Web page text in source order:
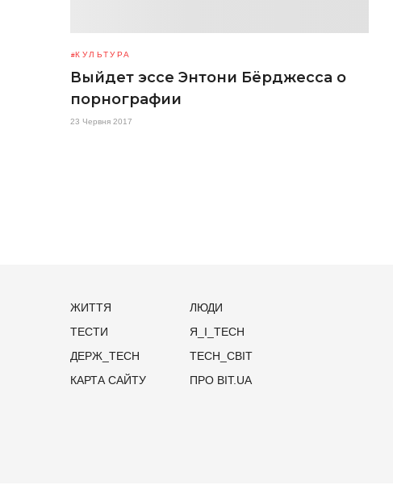
КУЛЬТУРА
Выйдет эссе Энтони Бёрджесса о
порнографии
23 Червня 2017
ЖИТТЯ
ЛЮДИ
ТЕСТИ
Я_І_TECH
ДЕРЖ_TECH
TECH_СВІТ
КАРТА САЙТУ
ПРО BIT.UA